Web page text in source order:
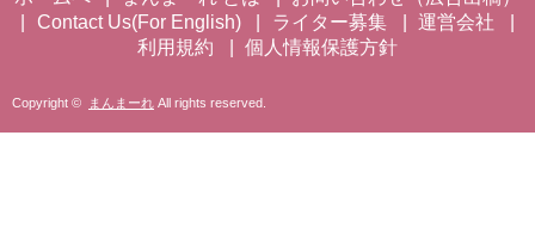
Contact Us(For English)
ライター募集
運営会社
利用規約
個人情報保護方針
Copyright © まんまーれ All rights reserved.